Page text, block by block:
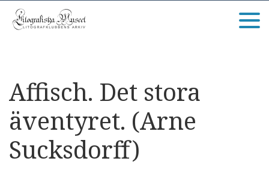
Affisch. Det stora
äventyret. (Arne
Sucksdorff)